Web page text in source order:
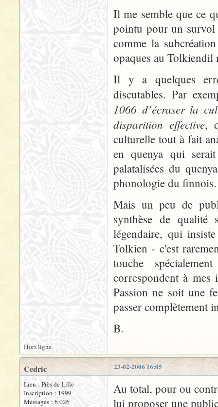
Il me semble que ce
pointu pour un survol
comme la
opaques au Tolkiendil
Il y a quelques
discutables. Par
1066 d’écraser la
disparition effective,
culturelle tout à fait
en quenya qui
palatalisées du
phonologie du finnois.
Mais un peu de
synthèse de qualité
légendaire, qui
Tolkien - c'est
touche
correspondent à
Passion ne soit une
passer complètement
B.
Hors ligne
23-02-2006 16:05
Cedric
Lieu : Près de Lille
Inscription : 1999
Messages : 6 026
Au total, pour ou
lui proposer une